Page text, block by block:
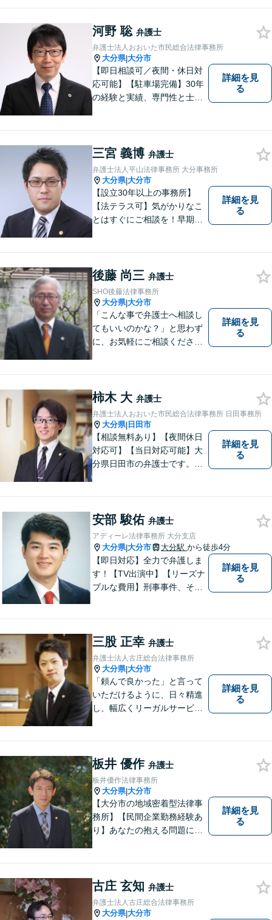
ます。【大分県に3拠点ある地
域密着型の事務所】【初回相
談無料】
河野 聡 弁護士
弁護士法人おおいた市民総合法律事務所
大分県|大分市
【即日相談可／夜間・休日対
応可能】【駐車場完備】30年
の経験と実績、専門性と士業
ニーズに応えます。常に市民
に身近で親しみやすい弁護士
であり続けます。
詳細を見
る
三宮 義博 弁護士
弁護士法人平山法律事務所 大分事務所
大分県|大分市
【設立30年以上の事務所】
【法テラス可】気がかりなこ
とはすぐにご相談を！早期対
など幅広い問題に柔軟に対応
いたします。【駐車場あり】
詳細を見
る
後藤 尚三 弁護士
SHO後藤法律事務所
大分県|大分市
「こんな事で弁護士へ相談し
てもいいのかな？」と思わず
に、お気軽にご相談くださ
詳細を見
る
柿木 大 弁護士
弁護士法人おおいた市民総合法律事務所 日田事務所
大分県| 日田市
【相談無料あり】【夜間休日
対応可】【当日対応可能】大
分県日田市の弁護士です。離
詳細を見
る
安部 駿佑 弁護士
アディーレ法律事務所 大分支店
大分県|大分市 大分駅 から徒歩4分
【即日対応】全力で弁護しま
す！【TV出演中】【リーズナ
ブルな費用】刑事事件、その
分駅４分】
詳細を見
る
三股 正幸 弁護士
弁護士法人古庄総合法律事務所
大分県|大分市
「頼んで良かった」と言って
いただけるように、日々精進
し、幅広くリーガルサービス
詳細を見
る
板井 優作 弁護士
板井優作法律事務所
大分県|大分市
【大分市の地域密着型法律事
務所】【民間企業勤務経験あ
り】あなたの抱える問題に、
もに対応可！お気軽にご相談
ください。【英語対応◎】
詳細を見
る
古庄 玄知 弁護士
弁護士法人古庄総合法律事務所
大分県|大分市